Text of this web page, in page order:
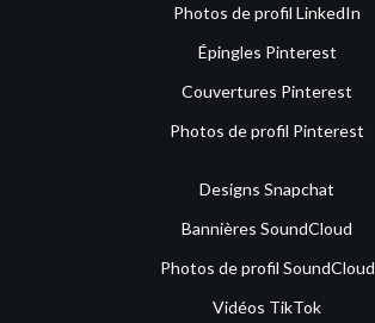
Photos de profil LinkedIn
Épingles Pinterest
Couvertures Pinterest
Photos de profil Pinterest
Designs Snapchat
Bannières SoundCloud
Photos de profil SoundCloud
Vidéos TikTok